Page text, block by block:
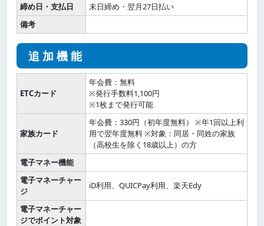
締め日・支払日
末日締め・翌月27日払い
備考
追加機能
ETCカード
年会費：無料
※発行手数料1,100円
※1枚まで発行可能
家族カード
年会費：330円（初年度無料） ※年1回以上利
用で翌年度無料 ※対象：同居・同姓の家族
（高校生を除く18歳以上）の方
電子マネー機能
電子マネーチャー
ジ
iD利用、QUICPay利用、楽天Edy
電子マネーチャー
ジでポイント対象